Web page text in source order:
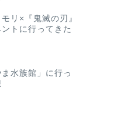
リ×『鬼滅の刃』
トに行ってきた
ま水族館」に行っ